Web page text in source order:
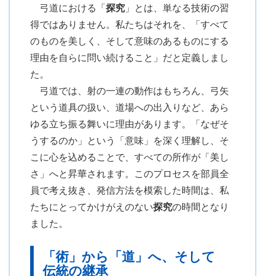
弓道における「探究 」とは、単なる技術の習
得ではありません。私たちはそれを、「すべて
のものを美しく、そして意味のあるものにする
理由を自らに問い続けること」だと定義しまし
た。
弓道では、射の一連の動作はもちろん、弓矢
という道具の扱い、道場への出入りなど、あら
ゆる立ち振る舞いに理由があります。「なぜそ
うするのか」という「意味」を深く理解し、そ
こに心を込めることで、すべての所作が「美し
さ」へと昇華されます。このプロセスを部員全
員で考え抜き、発信方法を模索した時間は、私
たちにとってかけがえのない探究の時間となり
ました。
「術」から「道」へ、そして
伝統の継承